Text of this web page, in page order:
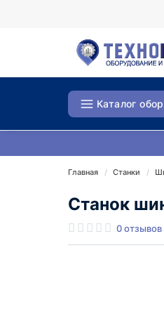
Каталог
Главная Станки
Станок
0 отзывов